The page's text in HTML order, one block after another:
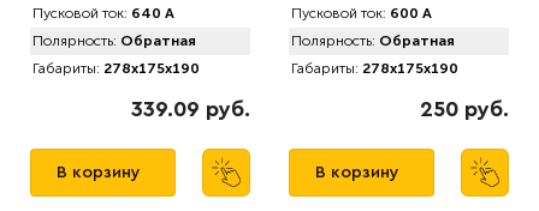
Пусковой ток: 640 А
Полярность: Обратная
Габариты: 278x175x190
339.09 руб.
В корзину
Пусковой ток: 600 А
Полярность: Обратная
Габариты: 278x175x190
250 руб.
В корзину